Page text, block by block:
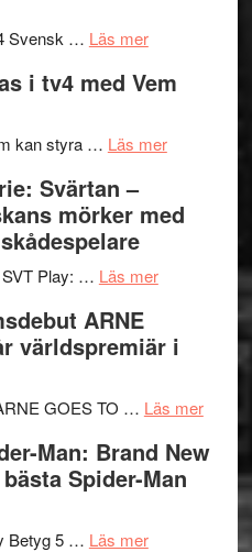
Artipelag
samtal
teater
Svensk … Läs merom
The
´s
rolig
spännande
Jackie
i
i tv4 med Vem
kan styra … Läs merom
valet
Vem
styra
Svärtan –
mörker med
SVT Play: … Läs merom
tv-
Svärtan
välgjort
om
människans
ARNE
världspremiär i
GOES TO … Läs merom
Vegas
ARNE
GOES
Man: Brand New
Spider-Man
Betyg 5 … Läs merom